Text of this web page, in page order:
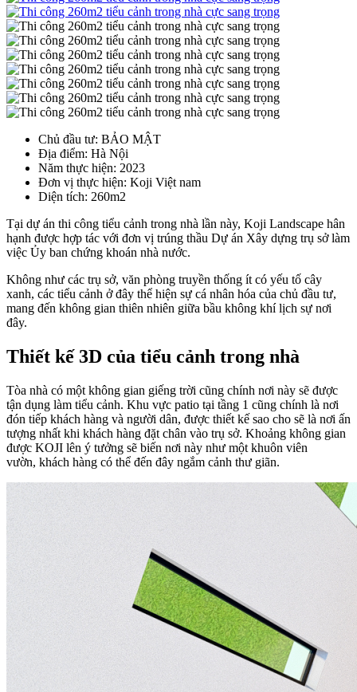
Chủ đầu tư: BẢO MẬT
Địa điểm: Hà Nội
Năm thực hiện: 2023
Đơn vị thực hiện: Koji Việt nam
Diện tích: 260m2
Tại dự án thi công tiểu cảnh trong nhà lần này, Koji Landscape hân
hạnh được hợp tác với đơn vị trúng thầu Dự án Xây dựng trụ sở làm
việc Ủy ban chứng khoán nhà nước.
Không như các trụ sở, văn phòng truyền thống ít có yếu tố cây
xanh, các tiểu cảnh ở đây thể hiện sự cá nhân hóa của chủ đầu tư,
mang đến không gian thiên nhiên giữa bầu không khí lịch sự nơi
đây.
Thiết kế 3D của tiểu cảnh trong nhà
Tòa nhà có một không gian giếng trời cũng chính nơi này sẽ được
tận dụng làm tiểu cảnh. Khu vực patio tại tầng 1 cũng chính là nơi
đón tiếp khách hàng và người dân, được thiết kế sao cho sẽ là nơi ấn
tượng nhất khi khách hàng đặt chân vào trụ sở. Khoảng không gian
được KOJI lên ý tưởng sẽ biến nơi này như một khuôn viên
vườn, khách hàng có thể đến đây ngắm cảnh thư giãn.